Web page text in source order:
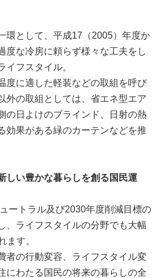
環として、平成17（2005）年度か
度な冷房に頼らず様々な工夫をし
イフスタイル。
度に適した軽装などの取組を呼び
外の取組としては、省エネ型エア
の日よけのブラインド、日射の熱
効果がある緑のカーテンなどを推
しい豊かな暮らしを創る国民運
ートラル及び2030年度削減目標の
、ライフスタイルの分野でも大幅
ます。
者の行動変容、ライフスタイル変
にわたる国民の将来の暮らしの全